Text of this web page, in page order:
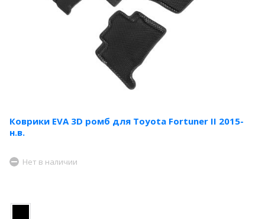
Коврики EVA 3D ромб для Toyota Fortuner II 2015-
н.в.
Нет в наличии